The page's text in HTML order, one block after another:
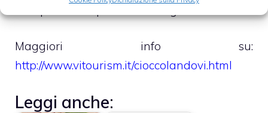
Maggiori info su:
http://www.vitourism.it/cioccolandovi.html
Leggi anche: